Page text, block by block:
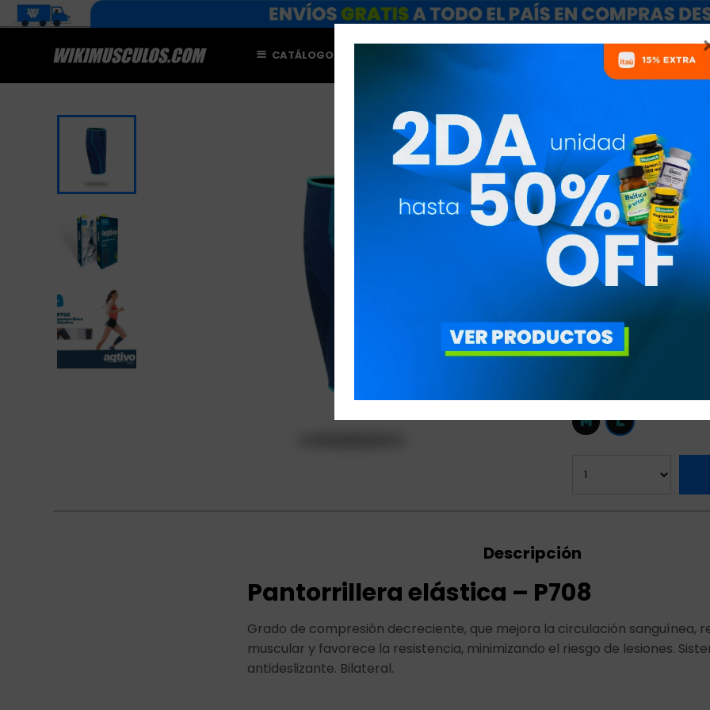
CATÁLOGO NUTRICIONISTAS
TALLE L
PRIM0006u003
$1.680
$1.428
Pantorrillera Elástica
Variedades:
Descripción
Pantorrillera elástica – P708
Grado de compresión decreciente, que mejora la circulación sanguínea,
muscular y favorece la resistencia, minimizando el riesgo de lesiones.
antideslizante. Bilateral.